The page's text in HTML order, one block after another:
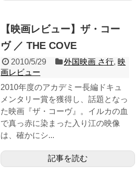
【映画レビュー】ザ・コー
ヴ ／ THE COVE
2010/5/29 外国映画 さ行, 映
画レビュー
2010年度のアカデミー長編ドキュ
メンタリー賞を獲得し、話題となっ
た映画『ザ・コーヴ』。イルカの血
で真っ赤に染まった入り江の映像
は、確かにシ...
記事を読む